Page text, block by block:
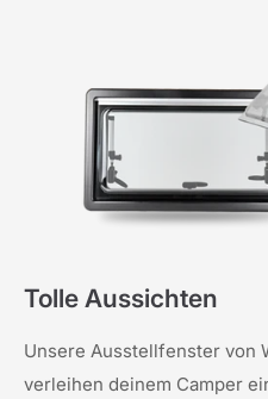
Tolle Aussichten
Unsere Ausstellfenster von
verleihen deinem Camper